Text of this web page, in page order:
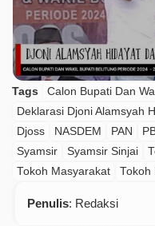
Tags
Calon Bupati Dan
Deklarasi Djoni Alamsyah
Djoss
NASDEM PAN
Syamsir
Syamsir Sinjai
Tokoh Masyarakat
Tokoh
Penulis: Redaksi